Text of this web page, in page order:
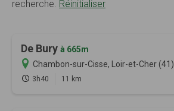
recherche. Réinitialiser
De Bury à 665m
Chambon-sur-Cisse, Loir-et-Cher (41)
3h40 11 km